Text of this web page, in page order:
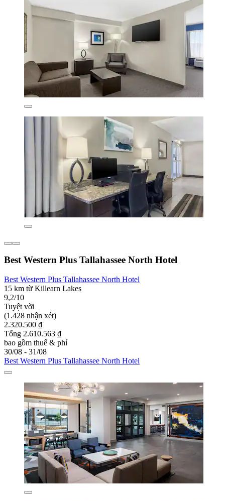
Best Western Plus Tallahassee North Hotel
Best Western Plus Tallahassee North Hotel
15 km từ Killearn Lakes
9,2/10
Tuyệt vời
(1.428 nhận xét)
2.320.500 ₫
Tổng 2.610.563 ₫
bao gồm thuế & phí
30/08 - 31/08
Best Western Plus Tallahassee North Hotel